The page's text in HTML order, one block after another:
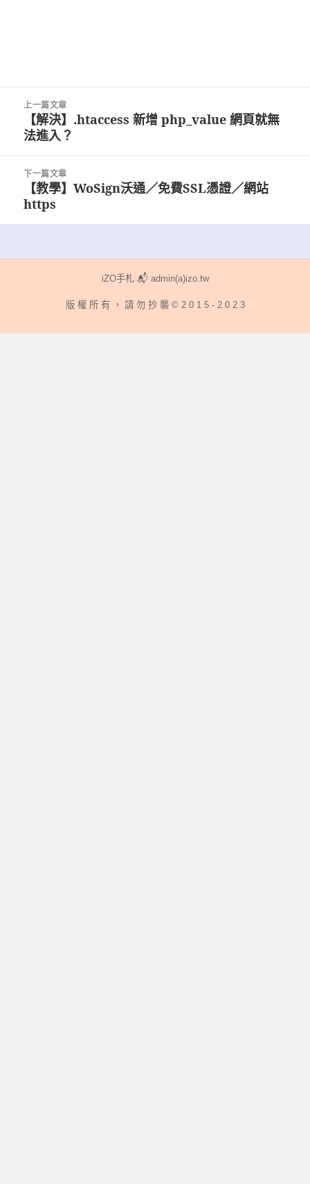
上一篇文章
上
一
文
章:
【解決】.htaccess 新增 php_value 網頁就無
法進入？
下一篇文章
下
一
【教學】WoSign沃通／免費SSL憑證／網站
https
iZO手札 📬 admin(a)izo.tw
版 權 所 有 ， 請 勿 抄 襲 © 2 0 1 5 - 2 0 2 3